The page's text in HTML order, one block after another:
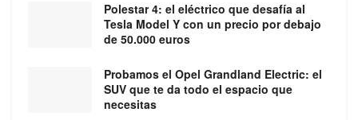
Polestar 4: el eléctrico que desafía al
Tesla Model Y con un precio por debajo
de 50.000 euros
Probamos el Opel Grandland Electric: el
SUV que te da todo el espacio que
necesitas